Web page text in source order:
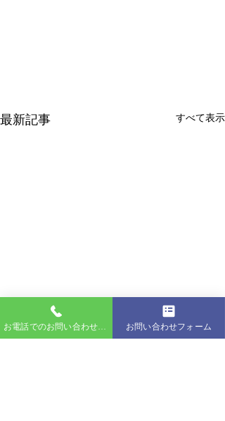
最新記事 すべて表示
お問い合わせフォーム